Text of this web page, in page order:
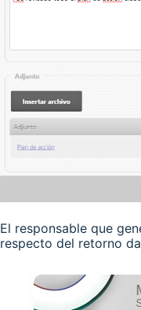
El responsable que
respecto del